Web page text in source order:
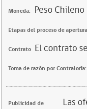
Moneda: Peso Chileno
Etapas del proceso de
Contrato El contrato
Toma de razón por Contraloría:
Publicidad de
Las